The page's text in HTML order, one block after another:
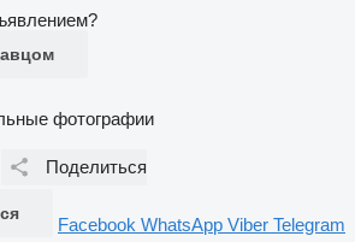
фотографии
Поделиться
Facebook WhatsApp Viber Telegram